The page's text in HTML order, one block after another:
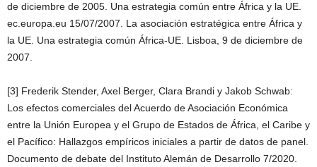
de diciembre de 2005. Una estrategia común entre África y la UE.
ec.europa.eu 15/07/2007. La asociación estratégica entre África y
la UE. Una estrategia común África-UE. Lisboa, 9 de diciembre de
2007.
[3] Frederik Stender, Axel Berger, Clara Brandi y Jakob Schwab:
Los efectos comerciales del Acuerdo de Asociación Económica
entre la Unión Europea y el Grupo de Estados de África, el Caribe y
el Pacífico: Hallazgos empíricos iniciales a partir de datos de panel.
Documento de debate del Instituto Alemán de Desarrollo 7/2020.